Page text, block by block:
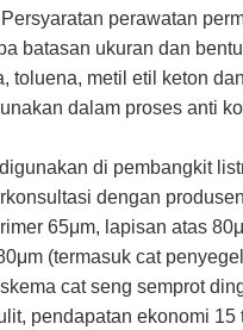
perawatan
batasan ukuran dan
metil etil keton
dalam proses anti
di pembangkit
dengan
65μm, lapisan atas
(termasuk cat
cat seng semprot
pendapatan ekonomi